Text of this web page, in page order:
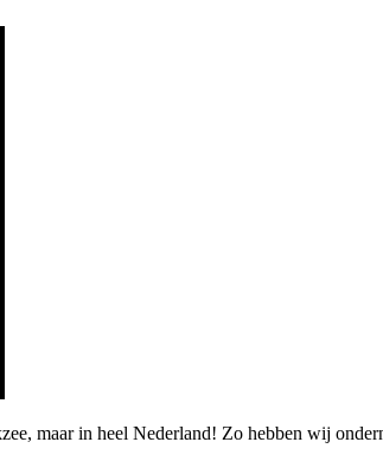
maar in heel Nederland! Zo hebben wij